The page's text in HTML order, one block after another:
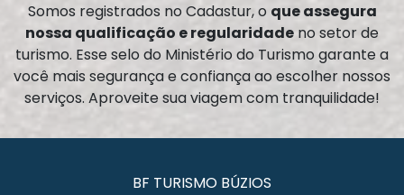
Somos registrados no Cadastur, o que assegura
nossa qualificação e regularidade no setor de
turismo. Esse selo do Ministério do Turismo garante a
você mais segurança e confiança ao escolher nossos
serviços. Aproveite sua viagem com tranquilidade!
BF TURISMO BÚZIOS